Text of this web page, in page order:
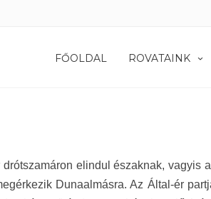
FŐOLDAL ROVATAINK
elindul északnak, vagyis
Dunaalmásra. Az Által-ér